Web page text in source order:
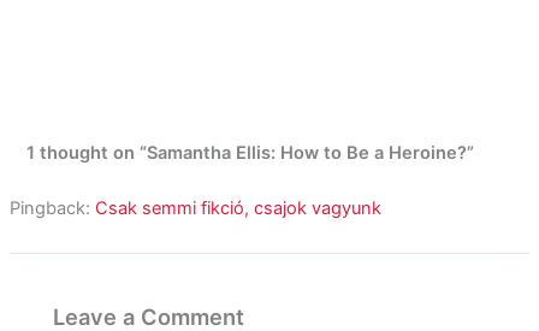
1 thought on “Samantha Ellis: How to Be a Heroine?”
Pingback: Csak semmi fikció, csajok vagyunk
Leave a Comment